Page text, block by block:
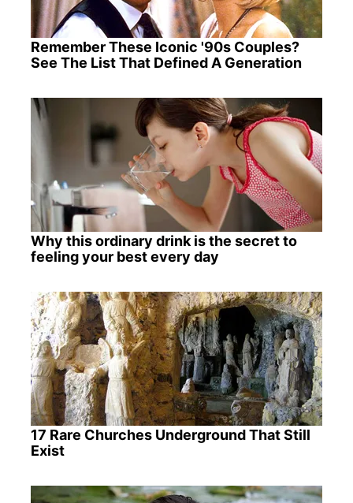
Remember These Iconic '90s Couples?
See The List That Defined A Generation
Why this ordinary drink is the secret to
feeling your best every day
17 Rare Churches Underground That Still
Exist